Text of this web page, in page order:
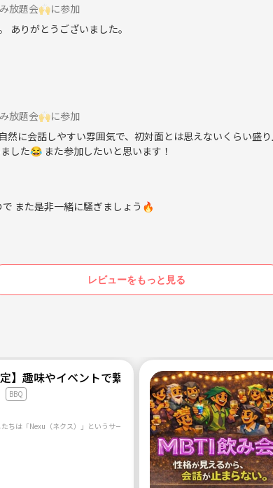
放題会🙌に参加
ありがとうございました。
放題会🙌に参加
に会話しやすい雰囲気で、初対面とは思えないくらい盛
した😂 また参加したいと思います！
また是非一緒に騒ぎましょう🔥
レビューをもっと見る
定】趣味やイベントで繋がる！飲み会・スポーツ・
BBQ